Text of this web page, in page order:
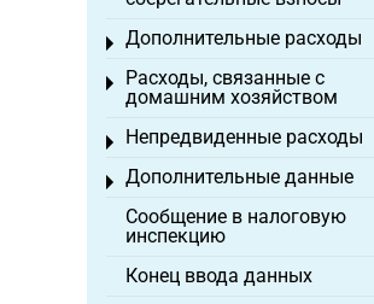
Дополнительные расходы
Toggle menu
Расходы, связанные с
домашним хозяйством
Toggle menu
Непредвиденные расходы
Toggle menu
Дополнительные данные
Toggle menu
Сообщение в налоговую
инспекцию
Конец ввода данных